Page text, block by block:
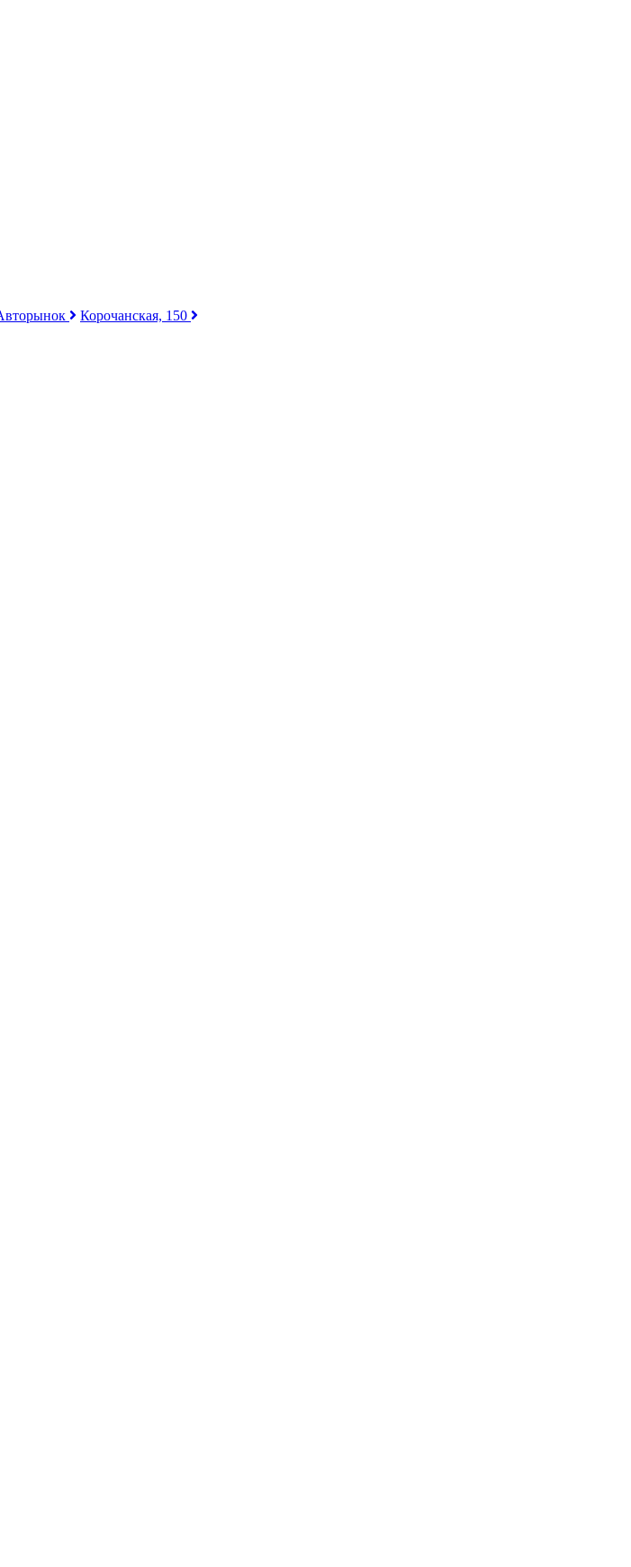
Корочанская, 150